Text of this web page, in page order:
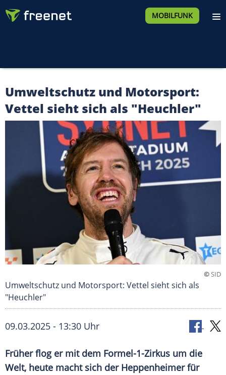
MOBILFUNK
Umweltschutz und Motorsport:
Vettel sieht sich als "Heuchler"
©SID
Umweltschutz und Motorsport: Vettel sieht sich als
"Heuchler"
09.03.2025 - 13:30 Uhr
Früher flog er mit dem Formel-1-Zirkus um die
Welt, heute macht sich der Heppenheimer für